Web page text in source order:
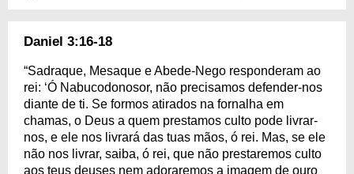
Daniel 3:16-18
“Sadraque, Mesaque e Abede-Nego responderam ao
rei: ‘Ó Nabucodonosor, não precisamos defender-nos
diante de ti. Se formos atirados na fornalha em
chamas, o Deus a quem prestamos culto pode livrar-
nos, e ele nos livrará das tuas mãos, ó rei. Mas, se ele
não nos livrar, saiba, ó rei, que não prestaremos culto
aos teus deuses nem adoraremos a imagem de ouro